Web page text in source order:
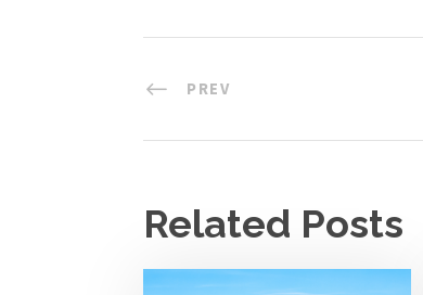
PREV
Related Posts